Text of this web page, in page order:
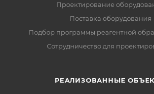
Проектирование
Поставка оборудования
Подбор программы реагентной
Сотрудничество для
РЕАЛИЗОВАННЫЕ